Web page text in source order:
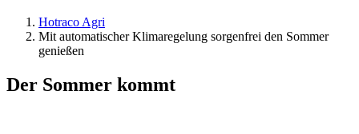
Hotraco Agri
Mit automatischer Klimaregelung sorgenfrei den Sommer
genießen
Der Sommer kommt